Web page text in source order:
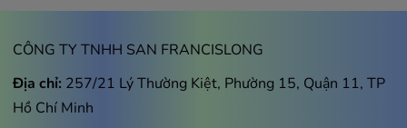
CÔNG TY TNHH SAN FRANCISLONG
Địa chỉ: 257/21 Lý Thường Kiệt, Phường 15, Quận 11, TP
Hồ Chí Minh